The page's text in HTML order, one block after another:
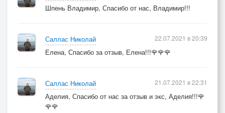
Шпень Владимир, Спасибо от нас, Владимир!!!
Саллас Николай
Елена, Спасибо за отзыв, Елена!!!🌹🌹🌹
22.07.2021 в 20:39
Саллас Николай
Аделия, Спасибо от нас за отзыв и экс, Аделия!!!🌹
🌹🌹
21.07.2021 в 22:31